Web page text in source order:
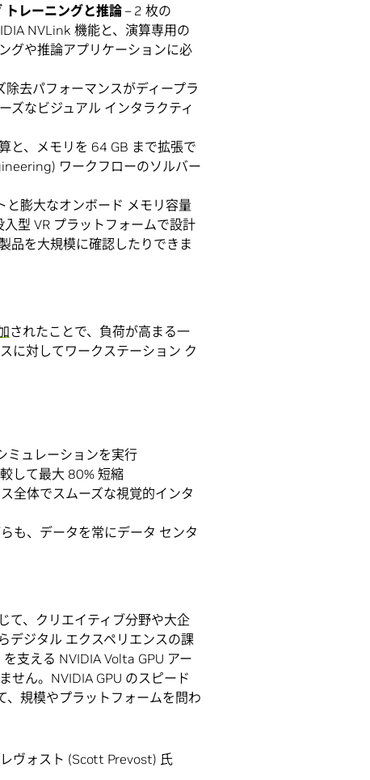
トレーニングと推論– 2 枚の
NVLink 機能と、演算専用の
グや推論アプリケーションに必
去パフォーマンスがディープラ
ズなビジュアル インタラクティ
と、メモリを 64 GB まで拡張で
ワークフローのソルバー
と膨大なオンボード メモリ容量
型 VR プラットフォームで設計
品を大規模に確認したりできま
されたことで、負荷が高まる一
に対してワークステーション ク
ミュレーションを実行
して最大 80% 短縮
全体でスムーズな視覚的インタ
も、データを常にデータ センタ
て、クリエイティブ分野や大企
デジタル エクスペリエンスの課
支える NVIDIA Volta GPU アー
せん。NVIDIA GPU のスピード
、規模やプラットフォームを問わ
ヴォスト (Scott Prevost) 氏